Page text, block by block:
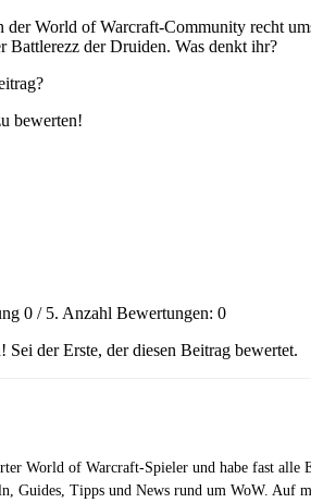
World of Warcraft-Community recht
Battlerezz der Druiden. Was denkt ihr?
bewerten!
0 / 5. Anzahl Bewertungen: 0
der Erste, der diesen Beitrag bewertet.
World of Warcraft-Spieler und habe fast
Guides, Tipps und News rund um WoW. Auf